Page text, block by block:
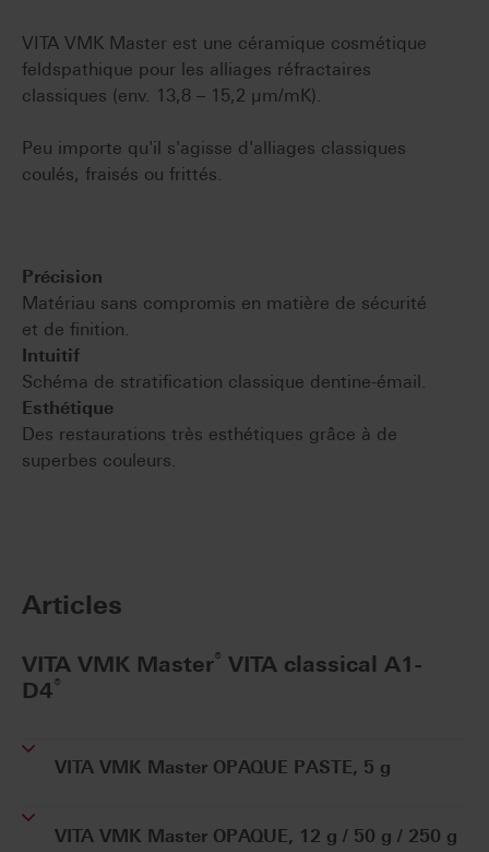
VITA VMK Master est une céramique cosmétique
feldspathique pour les alliages réfractaires
classiques (env. 13,8 – 15,2 µm/mK).
Peu importe qu'il s'agisse d'alliages classiques
coulés, fraisés ou frittés.
Précision
Matériau sans compromis en matière de sécurité
et de finition.
Intuitif
Schéma de stratification classique dentine-émail.
Esthétique
Des restaurations très esthétiques grâce à de
superbes couleurs.
Articles
VITA VMK Master® VITA classical A1-
D4®
VITA VMK Master OPAQUE PASTE, 5 g
VITA VMK Master OPAQUE, 12 g / 50 g / 250 g